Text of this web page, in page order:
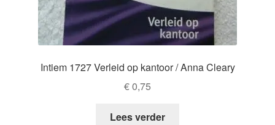
Intiem 1727 Verleid op kantoor / Anna Cleary
€0,75
Lees verder